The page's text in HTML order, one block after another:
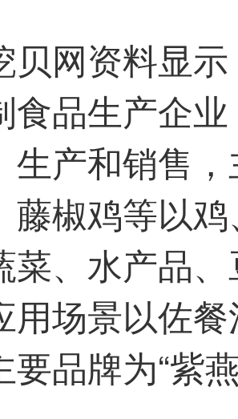
贝网资料显
食品生产企
生产和销售
藤椒鸡等以
菜、水产品
用场景以佐
要品牌为“紫